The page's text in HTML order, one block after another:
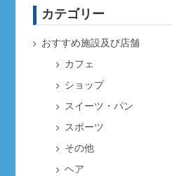
カテゴリー
おすすめ施設及び店舗
カフェ
ショップ
スイーツ・パン
スポーツ
その他
ヘア